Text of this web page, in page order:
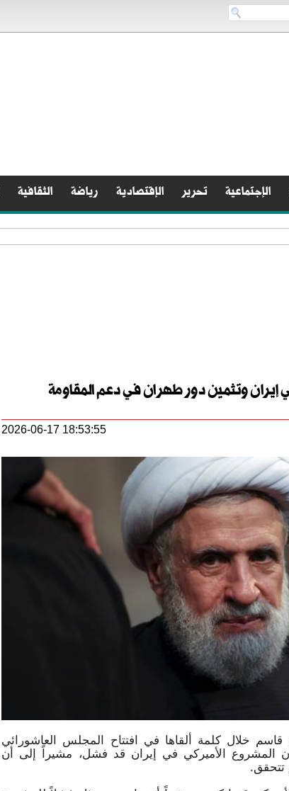
الإجتماعية تحرير الإقتصادية رياضة الثقافية
إيران وتثمين دور طهران في دعم المقاومة
2026-06-17 18:53:55
قاسم خلال كلمة ألقاها في افتتاح المجلس العاشورائي
المشروع الأميركي في إيران قد فشل، مشيراً إلى أن
تتحقق.